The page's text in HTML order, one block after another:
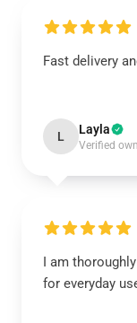
Fast delivery
L Layla
Verified
I am
for everyday